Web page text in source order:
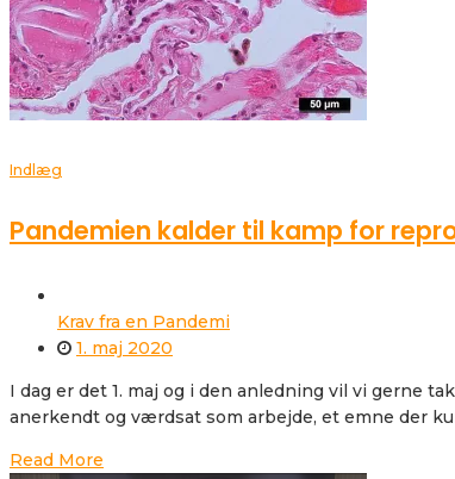
Indlæg
Pandemien kalder til kamp for
Krav fra en Pandemi
1. maj 2020
I dag er det 1. maj og i den anledning vil vi gerne
anerkendt og værdsat som arbejde, et emne der
Read More